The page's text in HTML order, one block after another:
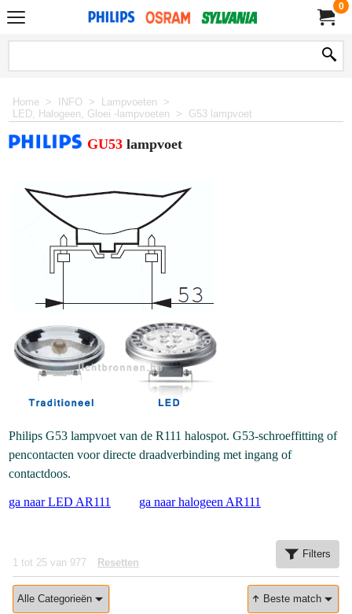
0
Home > INFO > Lampvoeten >
LED, Halogeen, Gloei -lampvoeten > G53 lampvoet
GU53 lampvoet
Philips G53 lampvoet van de R111 halospot. G53-schroeffitting of
pencontacten voor directe draadverbinding met ingang of
contactdoos.
ga naar LED AR111 ga naar halogeen AR111
1 tot 25 van 977 Resetten
Filters
Alle Categorieën Beste match